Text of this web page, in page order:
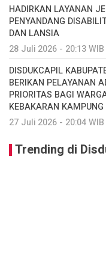
HADIRKAN LAYANAN
PENYANDANG
DAN LANSIA
28 Juli 2026 - 20:13 WIB
DISDUKCAPIL
BERIKAN PELAYANAN
PRIORITAS BAGI
KEBAKARAN
27 Juli 2026 - 20:04 WIB
Trending di